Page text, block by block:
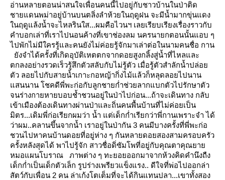
อ่านหลายตอนน่าสนใจเพื่อนคนนี้ไปอยู่กับชาวบ้านในป่าติด
ชายแดนพม่าอยู่บ้านบนตลิ่งลำห้วยในฤดูฝน จะมีน้ำมากขุ่นแดง
นฤดูแล้งน้ำจะไหลรินใส...ผมคือไวนฯ เลยเรียบเรียงเรื่องราวกับ
คำบอกเล่าที่เราไปนอนค้างที่เขาช่องลม นครนายกตอนนั้นแอบ ๆ
ไปพักไม่มีใครรู้และคนยังไม่ค่อยรู้จักมาเล่าต่อในนามคนชื่อ กาน
ังจำได้ครั้งที่เกิดอุบัติเหตตกจากดอยสูงกลิ้งสู่น้ำที่ไหลและ
ตกลงอย่างรวดเร็วรู้สึกตัวสลับกับไม่รู้ตัว เมื่อรู้ตัวสำลักน้ำปล่อ
ตัว ลอยไปกับสายน้ำเกาะกอหญ้ากิ่งไม้แล้วก็หลุดลอยไปนาน
สนนาน ชคดีพี่พะก่อกับลูกชายก่ำช่วยลากแบกตัวไปรักษาตัว
จนร่างกายหายบอบช้ำชวนอยู่ในป่าไปก่อน...ถ้าจะเดินทาง กลับ
เข้าเมืองต้องเดินทางผ่านป่าและถิ่นคนพื้นบ้านที่ไม่ค่อยเป็น
มิตร...เดิมพี่ก่อเรียกผมว่า น้ำ แต่เด็กก่ำเรียกว่าพี่กานเพราะจำ ได้
ว่าผม..คลานขึ้นจากน้ำ เราอยู่ในป่ากัน 3 คนมีบางครั้งที่พี่พะก่อ
ชวนไปหาคนบ้านดอยที่อยู่ห่าง ๆ กันหลายดอยสองสามครอบครัว
ครั้งหลังสุดได้ พาไปรู้จัก สาวชื่อดิ่ซัมโพที่อยู่กับคุณตาคุณยา
หมอแผนโบราณ
ภาพต่าง ๆ ทะยอยออกมาจากห้วงคิดคำนึงถืง
เด็กก่ำเป็นเด็กตัวเล็ก รูปร่างเพรียวแข็งแรง.. ดีใจที่พ่อไปออกล่า
สัตว์กับเพื่อน 2 คน ล่าเก้งโตเต็มที่จะได้กินแทนปลา...เขาทั้งสอง